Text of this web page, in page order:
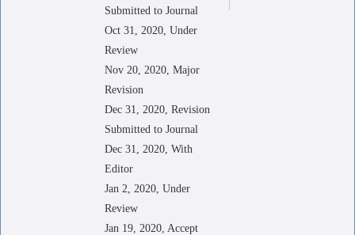
Submitted to Journal
Oct 31, 2020, Under
Review
Nov 20, 2020, Major
Revision
Dec 31, 2020, Revision
Submitted to Journal
Dec 31, 2020, With
Editor
Jan 2, 2020, Under
Review
Jan 19, 2020, Accept